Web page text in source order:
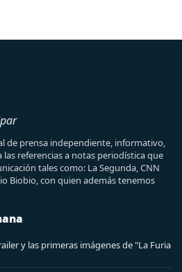
de prensa independiente, informativo,
las referencias a notas periodística que
tales como: La Segunda, CNN
Biobio, con quien además tenemos
y las primeras imágenes de "La Furia